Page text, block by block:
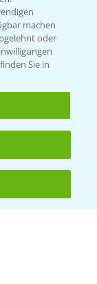
machen
oder
Sie in